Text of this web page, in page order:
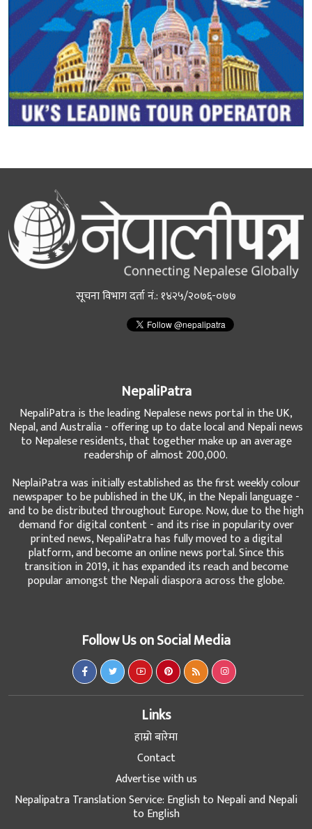
सूचना विभाग दर्ता नं.: १४२५/२०७६-०७७
NepaliPatra
NepaliPatra is the leading Nepalese news portal in the UK,
Nepal, and Australia - offering up to date local and Nepali news
to Nepalese residents, that together make up an average
readership of almost 200,000.
NeplaiPatra was initially established as the first weekly colour
newspaper to be published in the UK, in the Nepali language -
and to be distributed throughout Europe. Now, due to the high
demand for digital content - and its rise in popularity over
printed news, NepaliPatra has fully moved to a digital
platform, and become an online news portal. Since this
transition in 2019, it has expanded its reach and become
popular amongst the Nepali diaspora across the globe.
Follow Us on Social Media
Links
हाम्रो बारेमा
Contact
Advertise with us
Nepalipatra Translation Service: English to Nepali and Nepali
to English